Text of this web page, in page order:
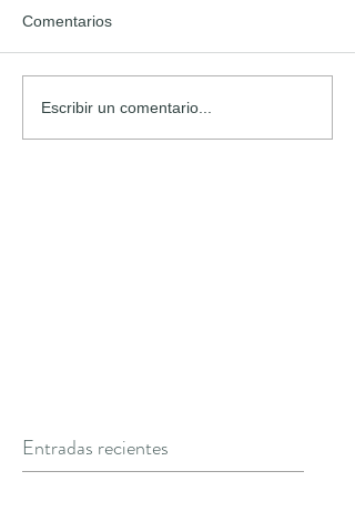
Comentarios
Escribir un comentario...
Entradas recientes